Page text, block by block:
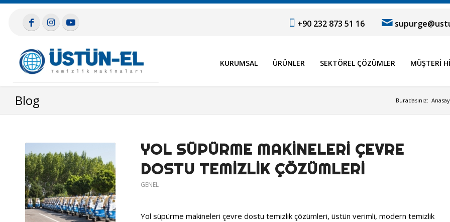
+90 232 873 51 16
KURUMSAL ÜRÜNLER SEKTÖREL ÇÖZÜMLER MÜŞTERI
Blog Buradasınız:
YOL SÜPÜRME MAKINELERI ÇEVRE
DOSTU TEMIZLIK ÇÖZÜMLERI
GENEL
Yol süpürme makineleri çevre dostu temizlik çözümleri, üstün verimli, modern temizlik